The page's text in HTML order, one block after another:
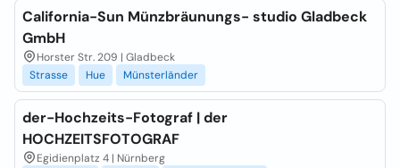
California-Sun Münzbräunungs- studio Gladbeck
GmbH
Horster Str. 209 | Gladbeck
Strasse
Hue Münsterländer
der-Hochzeits-Fotograf | der
HOCHZEITSFOTOGRAF
Egidienplatz 4 | Nürnberg